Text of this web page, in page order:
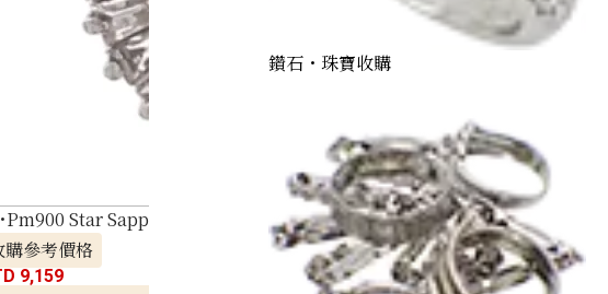
Pm900 Star Sapphire Diamond Ring 15.65ct
購參考價格
9,159
鑽石・珠寶收購